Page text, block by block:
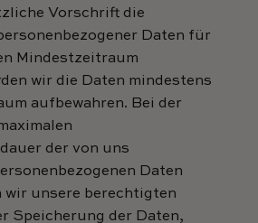
Vorschrift die
Daten für
Mindestzeitraum
wir die Daten mindestens
aufbewahren. Bei der
der von uns
Daten
unsere berechtigten
Speicherung der Daten,